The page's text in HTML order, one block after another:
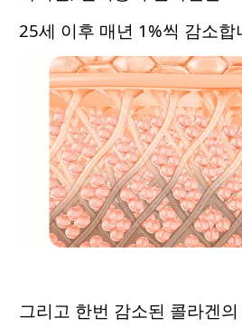
25세 이후 매년 1%씩 감소합
그리고 한번 감소된 콜라겐